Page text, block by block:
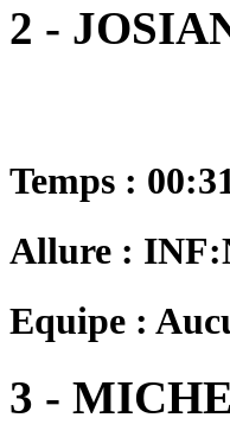
2 -
Temps :
Allure :
Equipe :
3 -